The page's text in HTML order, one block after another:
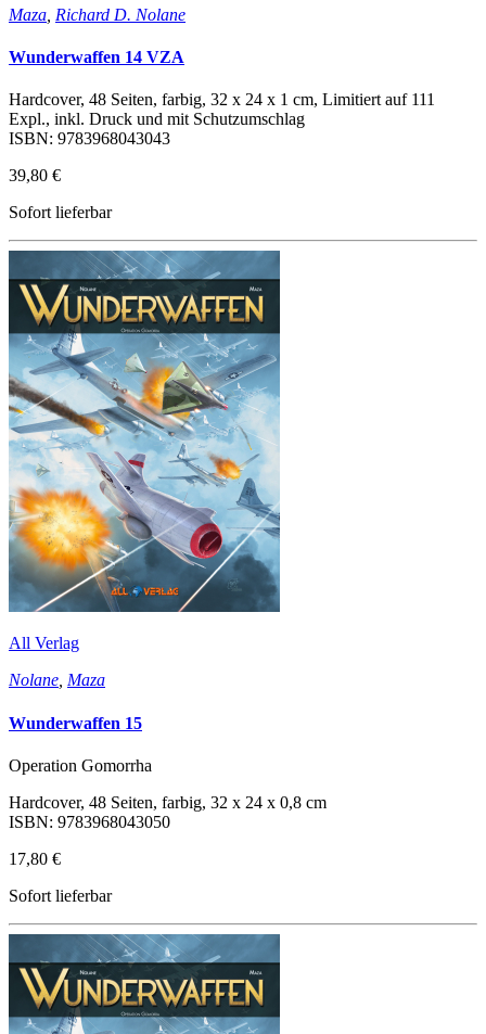
Maza Richard D. Nolane
Wunderwaffen 14 VZA
Hardcover, 48 Seiten, farbig, 32 x 24 x 1 cm, Limitiert auf 111
Expl., inkl. Druck und mit Schutzumschlag
ISBN: 9783968043043
39,80 €
Sofort lieferbar
All Verlag
Nolane, Maza
Wunderwaffen 15
Operation Gomorrha
Hardcover, 48 Seiten, farbig, 32 x 24 x 0,8 cm
ISBN: 9783968043050
17,80 €
Sofort lieferbar